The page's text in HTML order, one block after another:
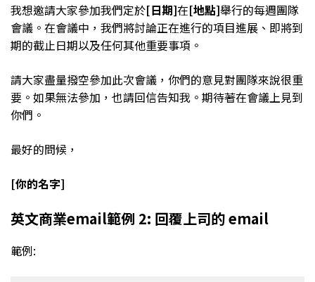
我想邀請大家參加我們定於[日期]在[地點]舉行的每週團隊
會議。在會議中，我們將討論正在進行的項目進展、即將到
期的截止日期以及任何其他重要事項。
請大家盡量撥空參加此次會議，你們的意見對團隊來說很重
要。如果無法參加，也請回信告知我。期待著在會議上見到
你們。
最好的問候，
[你的名字]
英文商業email範例 2: 回覆上司的 email
範例: